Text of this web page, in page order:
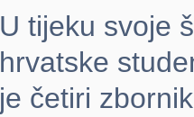
U tijeku svoje
hrvatske
je četiri